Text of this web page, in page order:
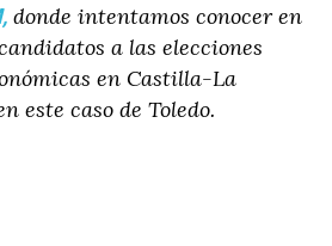
donde intentamos conocer en
a las elecciones
en Castilla-La
este caso de Toledo.